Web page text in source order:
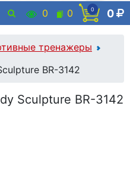
0 0 0 0
тренажеры
ВR-3142
Sculpture ВR-3142